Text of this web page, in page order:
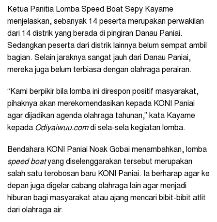
Ketua Panitia Lomba Speed Boat Sepy Kayame
menjelaskan, sebanyak 14 peserta merupakan perwakilan
dari 14 distrik yang berada di pingiran Danau Paniai.
Sedangkan peserta dari distrik lainnya belum sempat ambil
bagian. Selain jaraknya sangat jauh dari Danau Paniai,
mereka juga belum terbiasa dengan olahraga perairan.
“Kami berpikir bila lomba ini direspon positif masyarakat,
pihaknya akan merekomendasikan kepada KONI Paniai
agar dijadikan agenda olahraga tahunan,” kata Kayame
kepada Odiyaiwuu.comdi sela-sela kegiatan lomba.
Bendahara KONI Paniai Noak Gobai menambahkan, lomba
speed boatyang diselenggarakan tersebut merupakan
salah satu terobosan baru KONI Paniai. Ia berharap agar ke
depan juga digelar cabang olahraga lain agar menjadi
hiburan bagi masyarakat atau ajang mencari bibit-bibit atlit
dari olahraga air.